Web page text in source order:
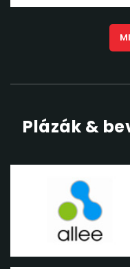
Plázák &